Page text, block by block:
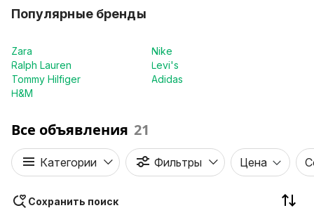
Популярные бренды
Zara
Nike
Ralph Lauren
Levi's
Tommy Hilfiger
Adidas
H&M
Все объявления 21
Категории Фильтры Цена
Сохранить поиск